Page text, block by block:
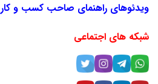
ویدئوهای راهنمای صاحب کسب و کار
شبکه های اجتماعی